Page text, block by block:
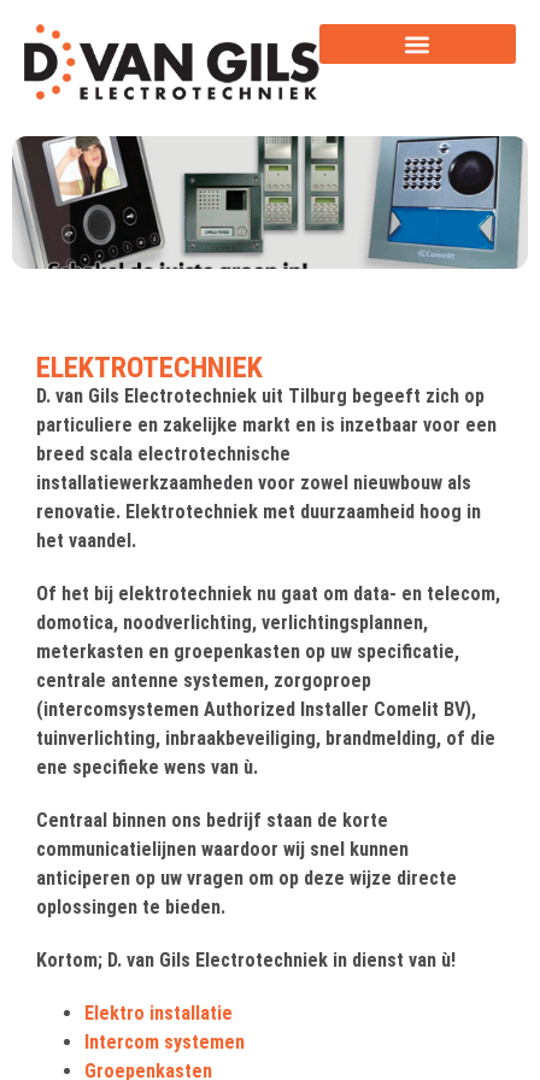
ELEKTROTECHNIEK
D. van Gils Electrotechniek uit Tilburg begeeft zich op
particuliere en zakelijke markt en is inzetbaar voor een
breed scala electrotechnische
installatiewerkzaamheden voor zowel nieuwbouw als
renovatie. Elektrotechniek met duurzaamheid hoog in
het vaandel.
Of het bij elektrotechniek nu gaat om data- en telecom,
domotica, noodverlichting, verlichtingsplannen,
meterkasten en groepenkasten op uw specificatie,
centrale antenne systemen, zorgoproep
(intercomsystemen Authorized Installer Comelit BV),
tuinverlichting, inbraakbeveiliging, brandmelding, of die
ene specifieke wens van ù.
Centraal binnen ons bedrijf staan de korte
communicatielijnen waardoor wij snel kunnen
anticiperen op uw vragen om op deze wijze directe
oplossingen te bieden.
Kortom; D. van Gils Electrotechniek in dienst van ù!
Elektro installatie
Intercom systemen
Groepenkasten